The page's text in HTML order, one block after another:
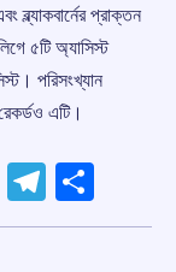
প্রাক্তন
৫টি অ্যাসিস্ট
পরিসংখ্যান
এটি।
Threads